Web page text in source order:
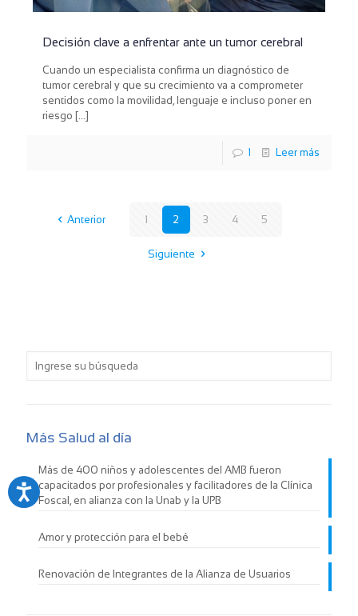
Decisión clave a enfrentar ante un tumor cerebral
Cuando un especialista confirma un diagnóstico de
tumor cerebral y que su crecimiento va a comprometer
sentidos como la movilidad, lenguaje e incluso poner en
riesgo […]
1 Leer más
Anterior 1 2 3 4 5
Siguiente
Más Salud al día
Más de 400 niños y adolescentes del AMB fueron
capacitados por profesionales y facilitadores de la Clínica
Foscal, en alianza con la Unab y la UPB
Amor y protección para el bebé
Renovación de Integrantes de la Alianza de Usuarios